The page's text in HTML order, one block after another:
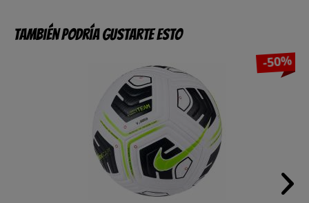
También podría gustarte esto
-50%